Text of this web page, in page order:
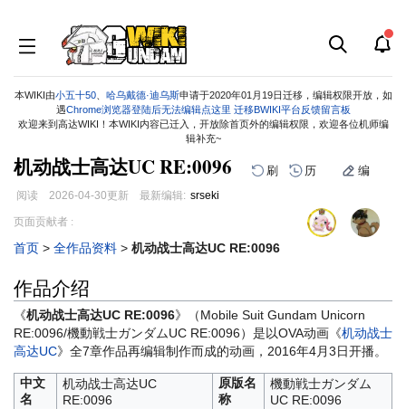
本WIKI由小五十50、 哈乌戴德·迪乌斯申请于2020年01月19日迁移，编辑权限开放，如
遇Chrome浏览器登陆后无法编辑点这里 迁移BWIKI平台反馈留言板
欢迎来到高达WIKI！本WIKI内容已迁入，开放除首页外的编辑权限，欢迎各位机师编
辑补充~
机动战士高达UC RE:0096 刷 历 编
阅读 2026-04-30更新 最新编辑: srseki
跳
导
跳
搜
页面贡献者 :
首页 > 全作品资料 > 机动战士高达UC RE:0096
作品介绍
《机动战士高达UC RE:0096》（Mobile Suit Gundam Unicorn
RE:0096/機動戦士ガンダムUC RE:0096）是以OVA动画《机动战士
高达UC》全7章作品再编辑制作而成的动画，2016年4月3日开播。
中文
名
机动战士高达UC
RE:0096
原版名
称
機動戦士ガンダム
UC RE:0096